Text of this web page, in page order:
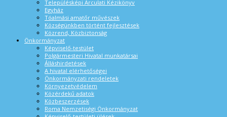
Településképi Arculati Kézikönyv
Egyház
Tóalmási amatőr művészek
Községünkben történt fejlesztések
Közrend, Közbiztonság
Önkormányzat
Képviselő-testület
Polgármesteri Hivatal munkatársai
Álláshirdetések
A hivatal elérhetőségei
Önkormányzati rendeletek
Környezetvédelem
Közérdekű adatok
Közbeszerzések
Roma Nemzetiségi Önkormányzat